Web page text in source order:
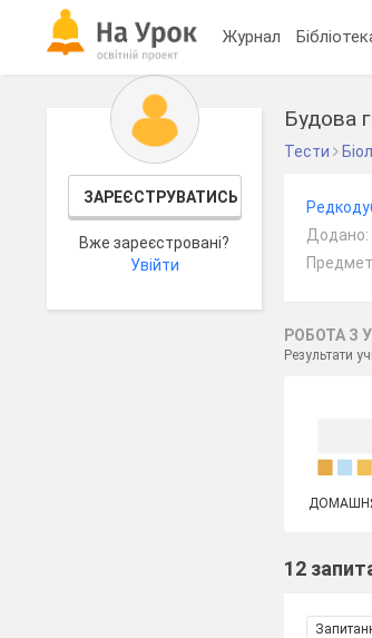
Журнал
ЗАРЕЄСТРУВАТИСЬ
Вже зареєстровані?
Увійти
Будова
Тести
Додано:
РОБОТА З
Результати
12